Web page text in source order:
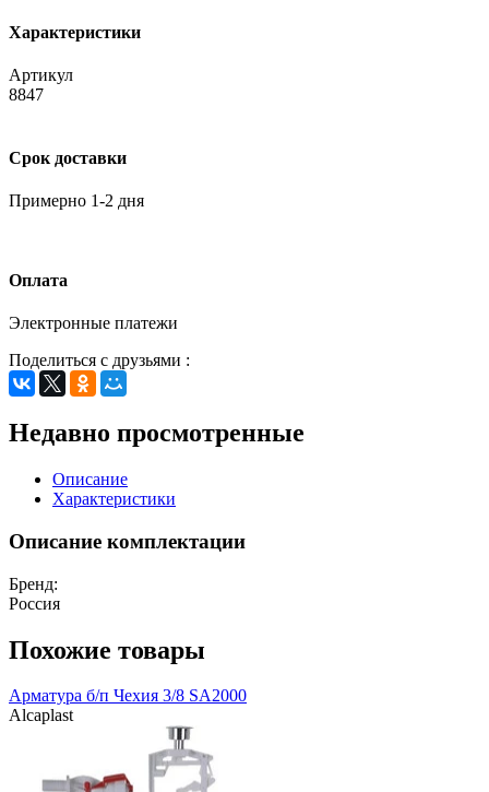
Характеристики
Артикул
8847
Срок доставки
Примерно 1-2 дня
Оплата
Электронные платежи
Поделиться с друзьями :
Недавно просмотренные
Описание
Характеристики
Описание комплектации
Бренд:
Россия
Похожие товары
Арматура б/п Чехия 3/8 SA2000
Alcaplast